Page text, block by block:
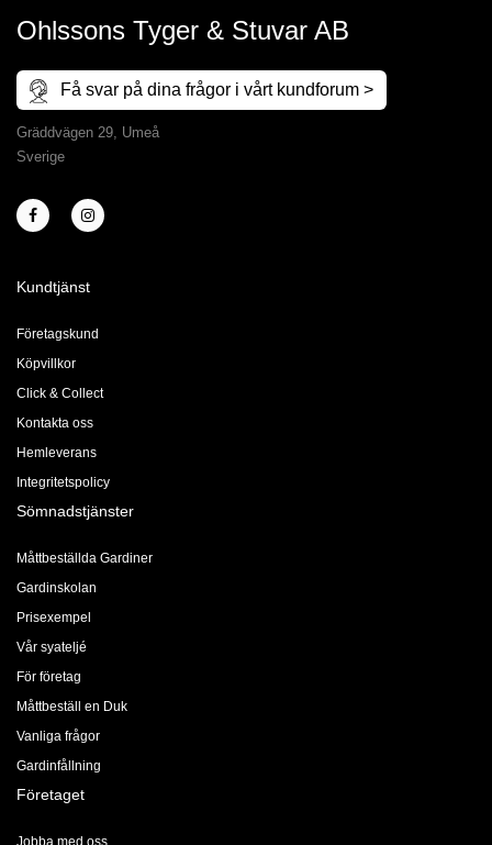
Ohlssons Tyger & Stuvar AB
Få svar på dina frågor i vårt kundforum >
Gräddvägen 29, Umeå
Sverige
Kundtjänst
Företagskund
Köpvillkor
Click & Collect
Kontakta oss
Hemleverans
Integritetspolicy
Sömnadstjänster
Måttbeställda Gardiner
Gardinskolan
Prisexempel
Vår syateljé
För företag
Måttbeställ en Duk
Vanliga frågor
Gardinfållning
Företaget